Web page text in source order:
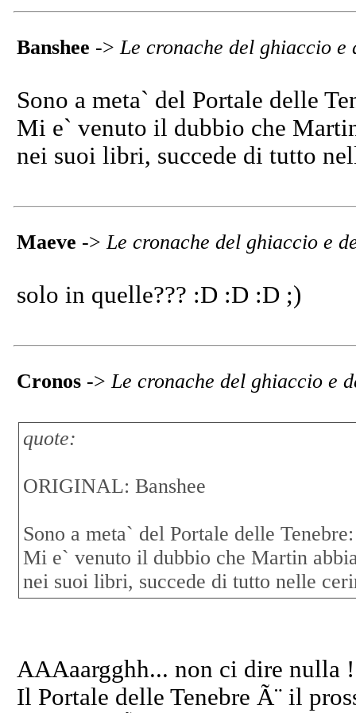
Banshee ->Le cronache del ghiaccio
Sono a meta` del Portale delle
Mi e` venuto il dubbio che
nei suoi libri, succede di tutto
Maeve ->Le cronache del ghiaccio e
solo in quelle??? :D :D :D ;)
Cronos ->Le cronache del ghiaccio e
quote:
ORIGINAL: Banshee
Sono a meta` del Portale delle
Mi e` venuto il dubbio che Martin
nei suoi libri, succede di tutto nelle
AAAaargghh... non ci dire nulla
Il Portale delle Tenebre Ã¨ il